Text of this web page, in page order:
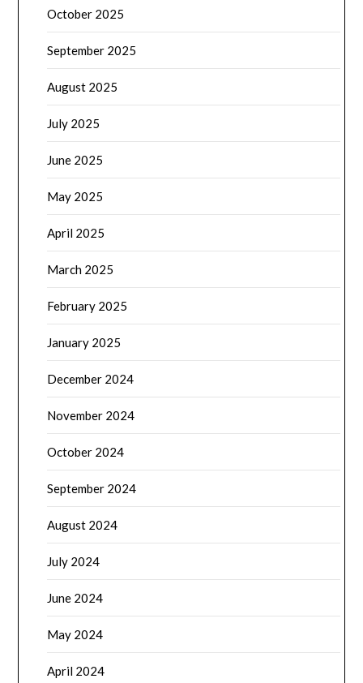
October 2025
September 2025
August 2025
July 2025
June 2025
May 2025
April 2025
March 2025
February 2025
January 2025
December 2024
November 2024
October 2024
September 2024
August 2024
July 2024
June 2024
May 2024
April 2024